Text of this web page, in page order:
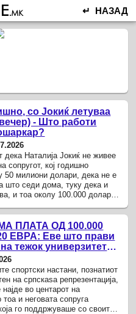
↵ НАЗАД
со Јокиќ летуваа
- Што работи
дека Наталија Јокиќ не живее
сопругот, кој годишно
50 милиони долари, дека не е
што седи дома, туку дека и
и тоа околу 100.000 долари
ПЛАТА ОД 100.000
ЕВРА: Еве што прави
тежок универзитет
спортски настани, познатиот
на српскаѕа репрезентација,
во центарот на
и неговата сопруга
го поддржуваше со своите